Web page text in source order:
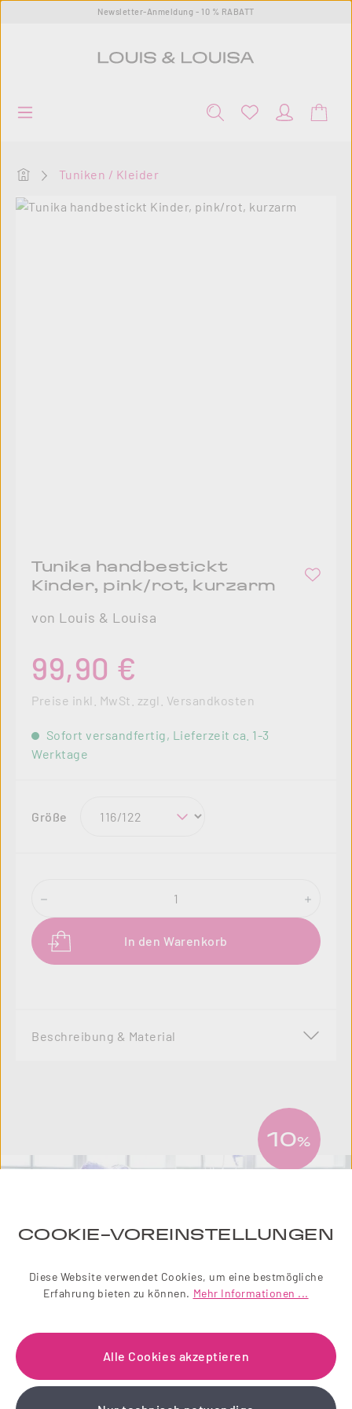
Zum Hauptinhalt springenNewsletter-Anmeldung - 10 % RABATT
Startseite
Tuniken / Kleider
Bildergalerie überspringen
Tunika handbestickt
Kinder, pink/rot, kurzarm
von Louis & Louisa
99,90 €
Preise inkl. MwSt. zzgl. Versandkosten
Sofort versandfertig, Lieferzeit ca. 1-3
Werktage
Größe auswählen
Produkt Anzahl: Gib den gewünschten
In den Warenkorb
Beschreibung & Material
10%
NEWSLETTER
COOKIE-VOREINSTELLUNGEN
Diese Website verwendet Cookies, um eine bestmögliche
Erfahrung bieten zu können. Mehr Informationen ...
Alle Cookies akzeptieren